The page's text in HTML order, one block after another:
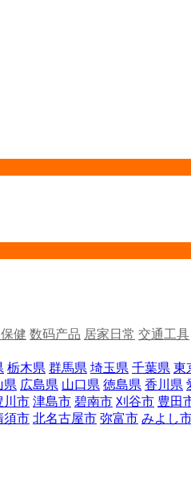
健 数码产品 居家日常 交通工具
栃木県 群馬県 埼玉県 千葉県 東
県 広島県 山口県 徳島県 香川県
川市 津島市 碧南市 刈谷市 豊田
須市 北名古屋市 弥富市 みよし